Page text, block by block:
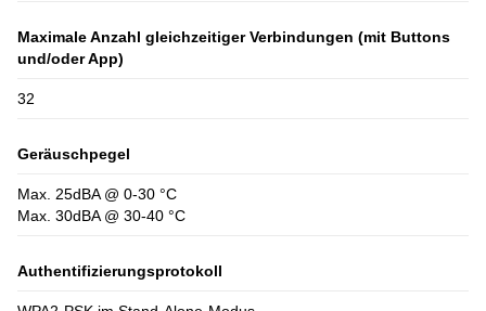
Maximale Anzahl gleichzeitiger Verbindungen (mit Buttons
und/oder App)
32
Geräuschpegel
Max. 25dBA @ 0-30 °C
Max. 30dBA @ 30-40 °C
Authentifizierungsprotokoll